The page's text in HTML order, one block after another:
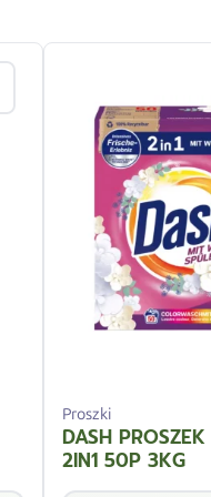
Proszki
DASH
2IN1 50P 3KG